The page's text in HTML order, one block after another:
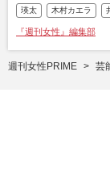
瑛太 木村カエラ
『週刊女性』編集部
週刊女性PRIME 芸